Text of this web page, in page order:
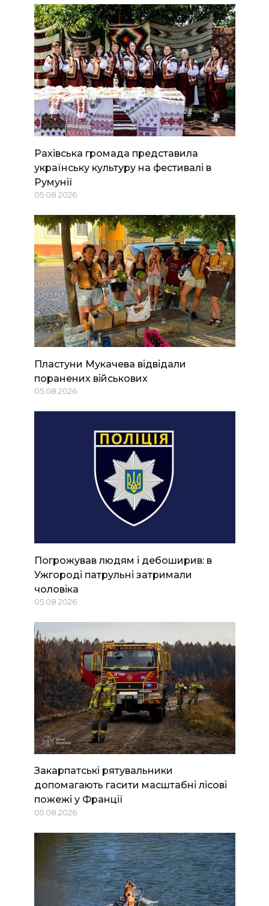
Рахівська громада представила
українську культуру на фестивалі в
Румунії
05.08.2026
Пластуни Мукачева відвідали
поранених військових
05.08.2026
Погрожував людям і дебоширив: в
Ужгороді патрульні затримали
чоловіка
05.08.2026
Закарпатські рятувальники
допомагають гасити масштабні лісові
пожежі у Франції
05.08.2026